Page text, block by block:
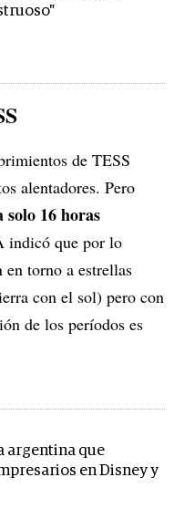
de TESS
alentadores. Pero
16 horas
indicó que por lo
en torno a estrellas
con el sol) pero con
de los períodos es
argentina que
en Disney y